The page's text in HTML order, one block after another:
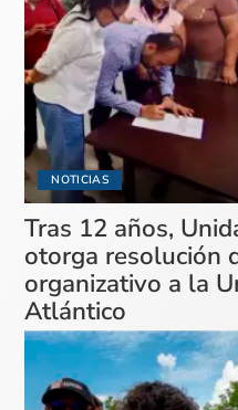
NOTICIAS
Tras 12 años,
otorga resolución
organizativo a la
Atlántico